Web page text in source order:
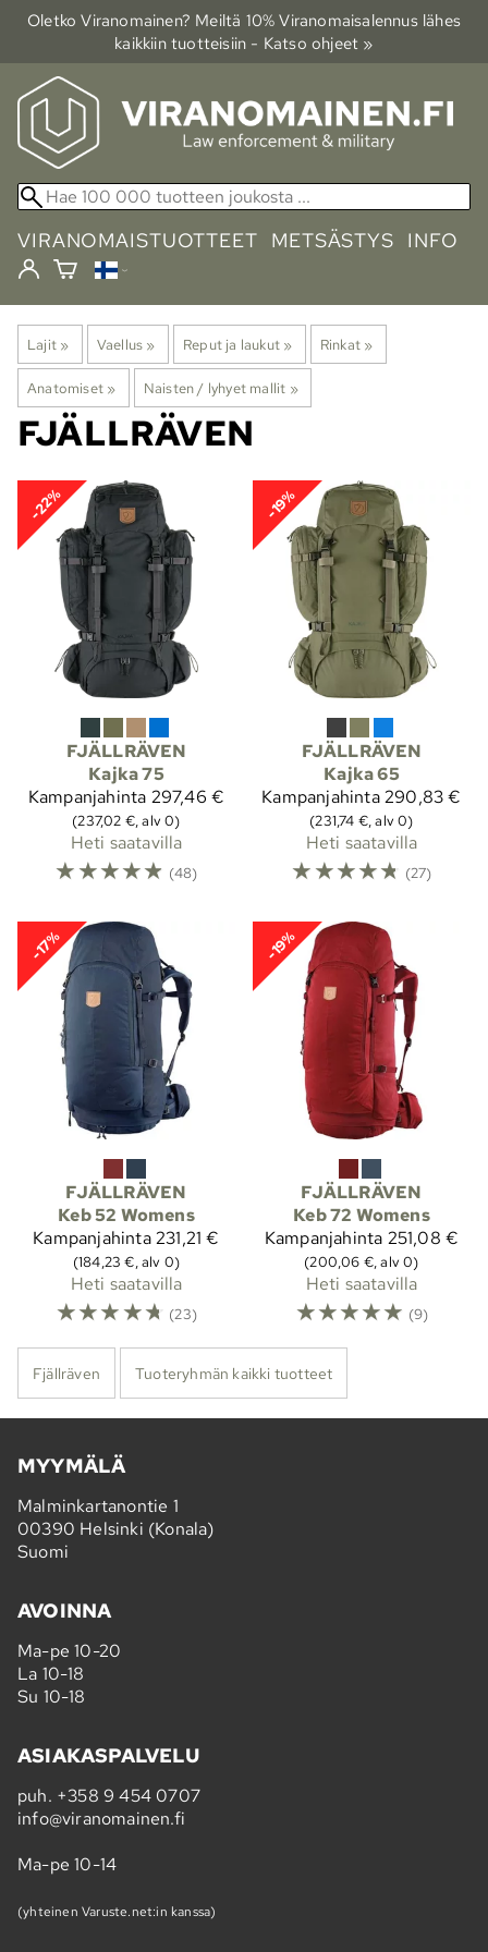
Oletko Viranomainen? Meiltä 10% Viranomais­alennus lähes
kaikkiin tuotteisiin - Katso ohjeet »
VIRANOMAISTUOTTEET METSÄSTYS INFO
Lajit ‪» Vaellus ‪» Reput ja laukut ‪» Rinkat ‪»
Anatomiset ‪» Naisten / lyhyet mallit ‪»
FJÄLLRÄVEN
-22%
FJÄLLRÄVEN
Kajka 75
Kampanjahinta 297,46 €
(237,02 €, alv 0)
Heti saatavilla
☆☆☆☆☆ (48)
-19%
FJÄLLRÄVEN
Kajka 65
Kampanjahinta290,83 €
(231,74 €, alv 0)
Heti saatavilla
☆☆☆☆☆ (27)
-17%
FJÄLLRÄVEN
Keb 52 Womens
Kampanjahinta231,21 €
(184,23 €, alv 0)
Heti saatavilla
☆☆☆☆☆ (23)
-19%
FJÄLLRÄVEN
Keb 72 Womens
Kampanjahinta 251,08 €
(200,06 €, alv 0)
Heti saatavilla
☆☆☆☆☆ (9)
Fjällräven Tuoteryhmän kaikki tuotteet
MYYMÄLÄ
Malminkartanontie 1
00390 Helsinki (Konala)
Suomi
AVOINNA
Ma-pe 10-20
La 10-18
Su 10-18
ASIAKASPALVELU
puh. +358 9 454 0707
info@viranomainen.fi
Ma-pe 10-14
(yhteinen Varuste.net:in kanssa)